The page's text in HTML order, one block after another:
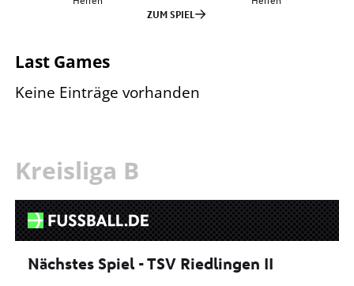
Last Games
Keine Einträge vorhanden
Kreisliga B